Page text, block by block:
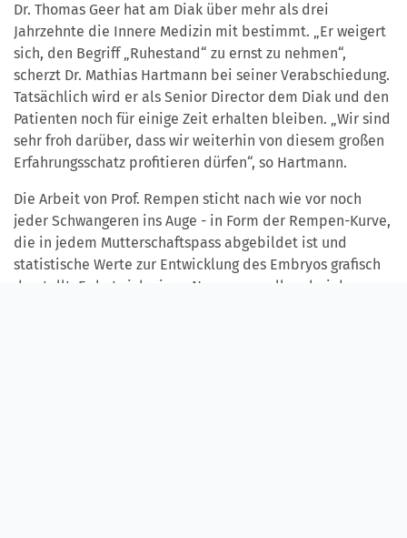
Dr. Thomas Geer hat am Diak über mehr als drei
Jahrzehnte die Innere Medizin mit bestimmt. „Er weigert
sich, den Begriff „Ruhestand“ zu ernst zu nehmen“,
scherzt Dr. Mathias Hartmann bei seiner Verabschiedung.
Tatsächlich wird er als Senior Director dem Diak und den
Patienten noch für einige Zeit erhalten bleiben. „Wir sind
sehr froh darüber, dass wir weiterhin von diesem großen
Erfahrungsschatz profitieren dürfen“, so Hartmann.
Die Arbeit von Prof. Rempen sticht nach wie vor noch
jeder Schwangeren ins Auge - in Form der Rempen-Kurve,
die in jedem Mutterschaftspass abgebildet ist und
statistische Werte zur Entwicklung des Embryos grafisch
darstellt. Er hat sich einen Namen vor allem bei der